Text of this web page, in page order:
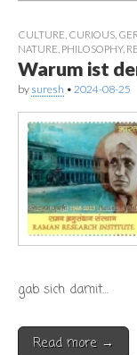
CULTURE CURIOUS
NATURE PHILOSOPHY,
Warum ist
by suresh • 2024-08-25
gab sich damit…
Read more →